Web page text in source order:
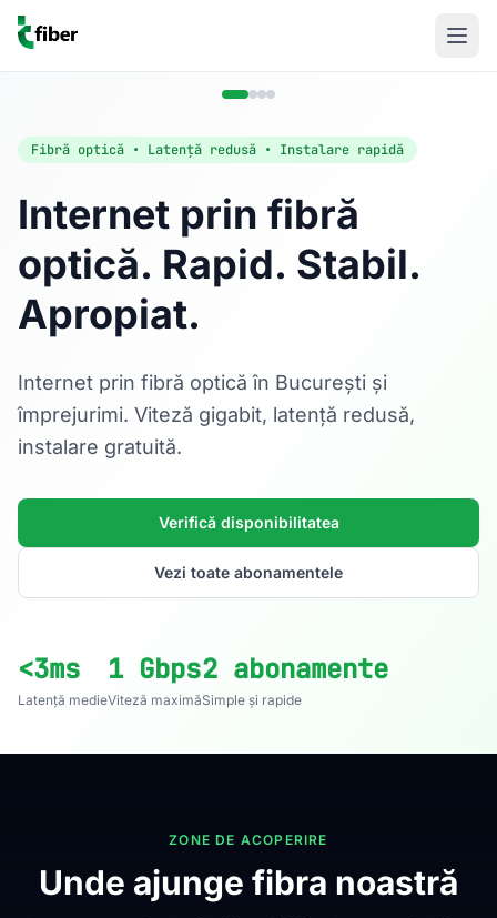
Fibră optică • Latență redusă • Instalare rapidă
Internet prin fibră
optică. Rapid. Stabil.
Apropiat.
Internet prin fibră optică în București și
împrejurimi. Viteză gigabit, latență redusă,
instalare gratuită.
Verifică disponibilitatea
Vezi toate abonamentele
<3ms
Latență medie
1 Gbps
Viteză maximă
2 abonamente
Simple și rapide
Acasă
Internet Rezidențial
Fibră optică până la 1 Gbps, direct în casa ta.
ZONE DE ACOPERIRE
Unde ajunge fibra noastră